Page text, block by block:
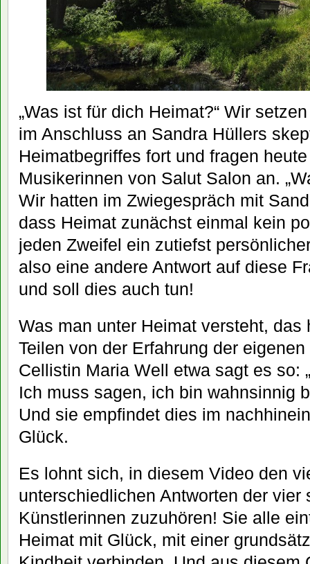
„Was ist für dich Heimat?“ Wir
im Anschluss an Sandra Hüllers
Heimatbegriffes fort und fragen
Musikerinnen von Salut Salon an.
Wir hatten im Zwiegespräch mit
dass Heimat zunächst einmal kein
jeden Zweifel ein zutiefst
also eine andere Antwort auf diese
und soll dies auch tun!
Was man unter Heimat versteht, das
Teilen von der Erfahrung der
Cellistin Maria Well etwa sagt es so:
Ich muss sagen, ich bin wahnsinnig
Und sie empfindet dies im
Glück.
Es lohnt sich, in diesem Video den
unterschiedlichen Antworten der vier
Künstlerinnen zuzuhören! Sie alle
Heimat mit Glück, mit einer